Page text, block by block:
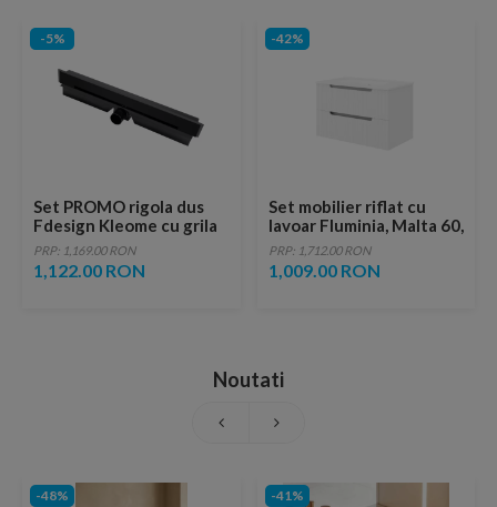
-5%
Set PROMO rigola dus
Fdesign Kleome cu grila
negru 60 cm
PRP: 1,169.00 RON
1,122.00 RON
-42%
Set mobilier riflat cu
lavoar Fluminia, Malta 60,
cu sertare soft close, alb
PRP: 1,712.00 RON
1,009.00 RON
Noutati
-48% -41%